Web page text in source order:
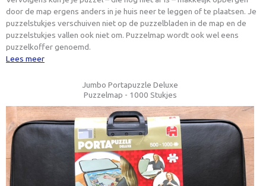
door de map ergens anders in je huis neer te leggen of te plaatsen. Je
puzzelstukjes verschuiven niet op de puzzelbladen in de map en de
puzzelstukjes vallen ook niet om. Puzzelmap wordt ook wel eens
puzzelkoffer genoemd.
Lees meer
Jumbo Portapuzzle Deluxe
Puzzelmap - 1000 Stukjes